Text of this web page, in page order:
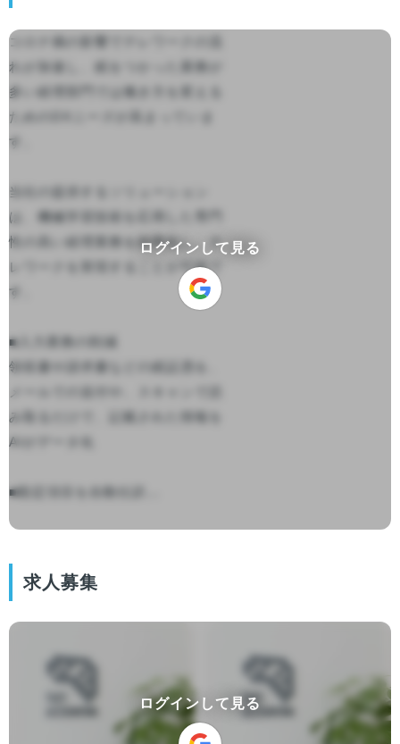
コロナ禍の影響でテレワークの流
れが加速し、紙をつかった業務が
多い経理部門では働き方を変える
ためのDXニーズが高まっていま
す。
当社の提供するソリューション
は、機械学習技術を応用した専門
性の高い経理業務を効率化し、テ
レワークを実現することが可能で
す。
■入力業務の削減
領収書や請求書などの紙証憑を、
み取るだけで、記載された情報を
AIがデータ化
■勘定項目を自動仕訳...
ログインして見る
求人募集
ログインして見る